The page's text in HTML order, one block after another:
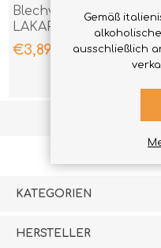
Blechverpackung
LAKARZE
ZERBROCHENE GOLD
40 GR
€3,89
KATEGORIEN
HERSTELLER
Gemäß
ausschließlich